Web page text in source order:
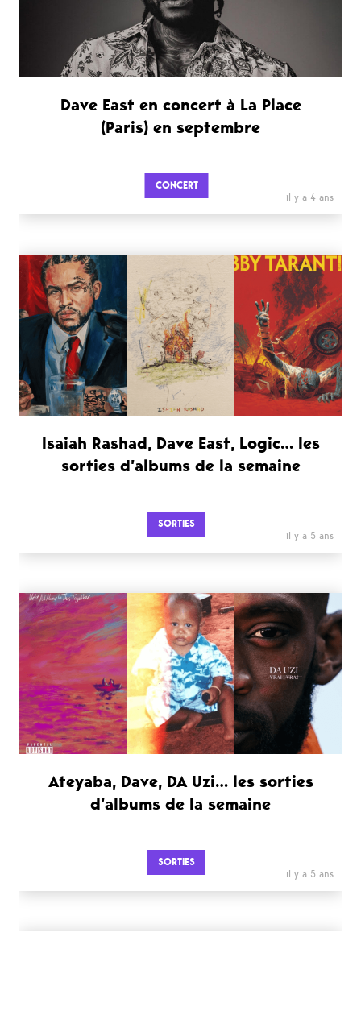
Dave East en concert à La Place
(Paris) en septembre
CONCERT
il y a 4 ans
Isaiah Rashad, Dave East, Logic… les
sorties d’albums de la semaine
SORTIES
il y a 5 ans
Ateyaba, Dave, DA Uzi… les sorties
d’albums de la semaine
SORTIES
il y a 5 ans